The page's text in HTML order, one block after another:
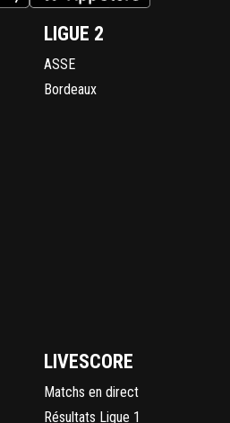
LIGUE 2
ASSE
Bordeaux
LIVESCORE
Matchs en direct
Résultats Ligue 1